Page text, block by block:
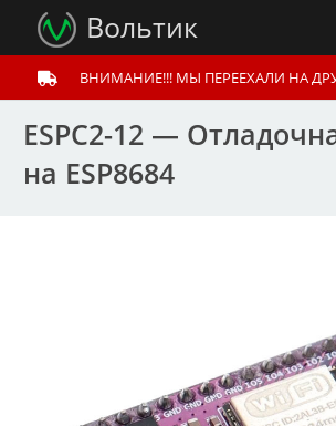
Вольтик
ВНИМАНИЕ!!! МЫ ПЕРЕЕХАЛИ НА
ESPC2-12 —
на ESP8684